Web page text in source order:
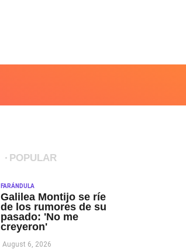
POPULAR
FARÁNDULA
Galilea Montijo se ríe
de los rumores de su
pasado: 'No me
creyeron'
August 6, 2026